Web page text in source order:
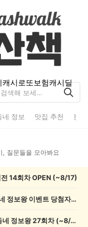
캐시로또보험캐시딜
네 정보 맛집 추천 분
질문들을 모아봐요
14회차 OPEN (~8/17)
💰[당첨자 발표] 26회차 우리 동네 정보왕 이벤트 당첨자를 발표합니다!
💸 전원 2,000캐시 지급! 우리 동네 정보왕 27회차 (~8/10)